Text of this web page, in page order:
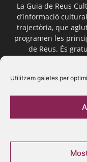
Utilitzem galetes per
La Guia de Reus
d’informació
trajectòria, que
programen les
de Reus. És